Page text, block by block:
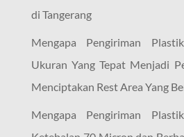
di Tangerang
Mengapa Pengiriman
Ukuran Yang Tepat Menjadi
Menciptakan Rest Area Yang
Mengapa Pengiriman